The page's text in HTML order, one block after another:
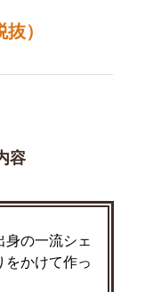
）
容
身の一流シェ
をかけて作っ